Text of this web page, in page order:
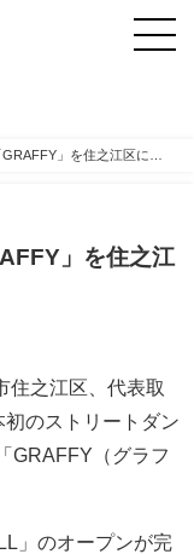
」を住之江区に
」を住之江
住之江区、代表取
のストリートダン
GRAFFY（グラフ
」のオープンが完